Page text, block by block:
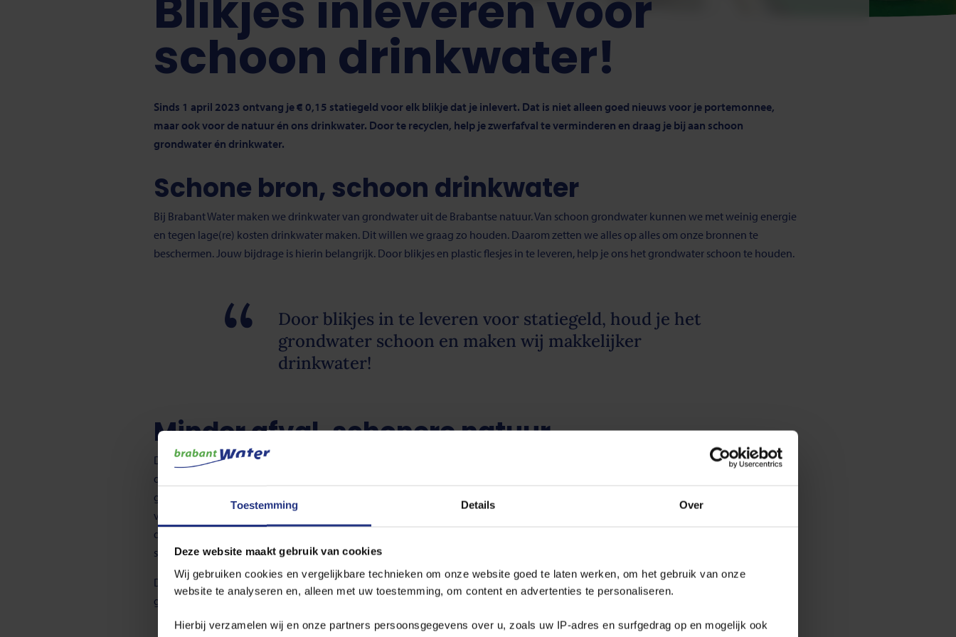
Toestemming Details Over
Deze website maakt gebruik van cookies
Wij gebruiken cookies en vergelijkbare technieken om onze website goed te laten werken, om het gebruik van onze
website te analyseren en, alleen met uw toestemming, om content en advertenties te personaliseren.
Hierbij verzamelen wij en onze partners persoonsgegevens over u, zoals uw IP‑adres en surfgedrag op en mogelijk ook
schoon drinkwater!
Sinds 1 april 2023 ontvang je € 0,15 statiegeld voor elk blikje dat je inlevert. Dat is niet alleen goed nieuws voor je portemonnee,
maar ook voor de natuur én ons drinkwater. Door te recyclen, help je zwerfafval te verminderen en draag je bij aan schoon
grondwater én drinkwater.
Schone bron, schoon drinkwater
Bij Brabant Water maken we drinkwater van grondwater uit de Brabantse natuur. Van schoon grondwater kunnen we met weinig energie
en tegen lage(re) kosten drinkwater maken. Dit willen we graag zo houden. Daarom zetten we alles op alles om onze bronnen te
beschermen. Jouw bijdrage is hierin belangrijk. Door blikjes en plastic flesjes in te leveren, help je ons het grondwater schoon te houden.
Door blikjes in te leveren voor statiegeld, houd je het
grondwater schoon en maken wij makkelijker
drinkwater!
Minder afval, schonere natuur
Door blikjes en plastic flesjes in te leveren voor statiegeld, help je mee om de natuur schoon te houden. Zo komt er minder zwerfafval in
de straten en parken terecht en blijft ons straatbeeld netjes. Maar net zo belangrijk: je voorkomt ook dat blikjes en plastic flesjes het
grondwater vervuilen. Zwerfafval tast niet alleen de natuur aan, maar heeft ook invloed op de kwaliteit van ons grondwater. Wanneer
vervuiling in de grond terechtkomt, bereikt dit binnen enkele jaren onze grondwaterbronnen. Hoe meer vervuiling, hoe moeilijker (en
duurder) het wordt om het water te zuiveren. Door grondwater schoon te houden, blijft het zuiveren energiezuinig en betaalbaar, én
stellen we de kwaliteit van ons drinkwater veilig.
Dus: lever je blikjes in bij je supermarkt. Zo help je niet alleen de omgeving schoon te houden, maar bescherm je ook ons kostbare
grondwater. Goed voor de natuur en je ontvangt een paar centjes terug! Samen staan we sterk voor een schonere toekomst.